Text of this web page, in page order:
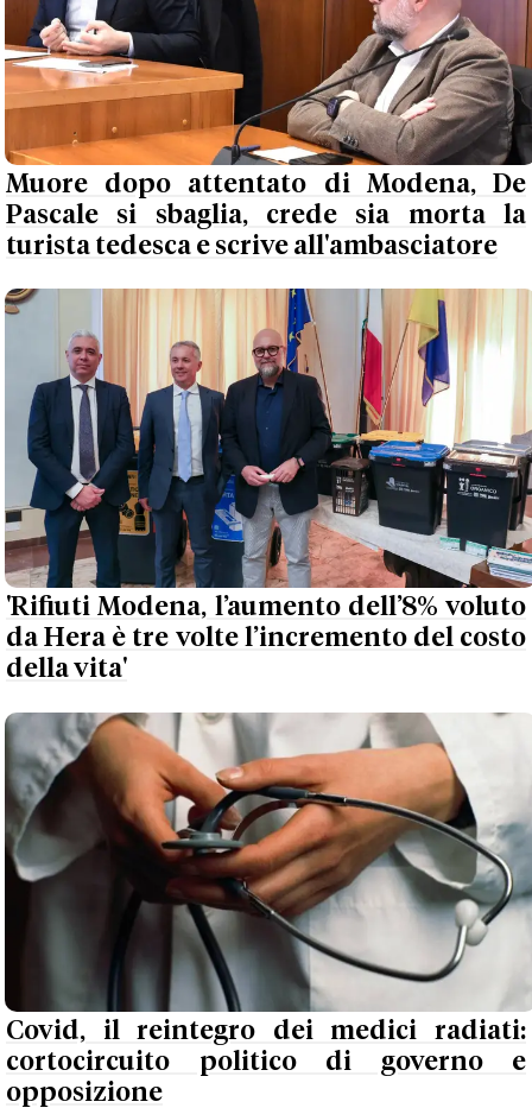
Muore dopo attentato di Modena, De
Pascale si sbaglia, crede sia morta la
turista tedesca e scrive all'ambasciatore
'Rifiuti Modena, l’aumento dell’8% voluto
da Hera è tre volte l’incremento del costo
della vita'
Covid, il reintegro dei medici radiati:
cortocircuito politico di governo e
opposizione